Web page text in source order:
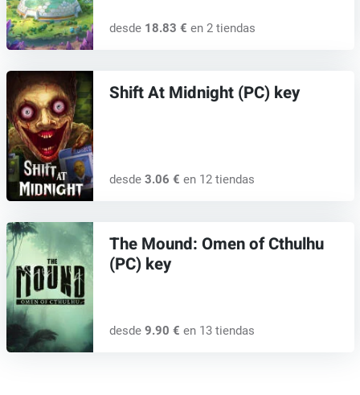
desde 18.83 € en 2 tiendas
Shift At Midnight (PC) key
desde 3.06 € en 12 tiendas
The Mound: Omen of Cthulhu
(PC) key
desde 9.90 € en 13 tiendas